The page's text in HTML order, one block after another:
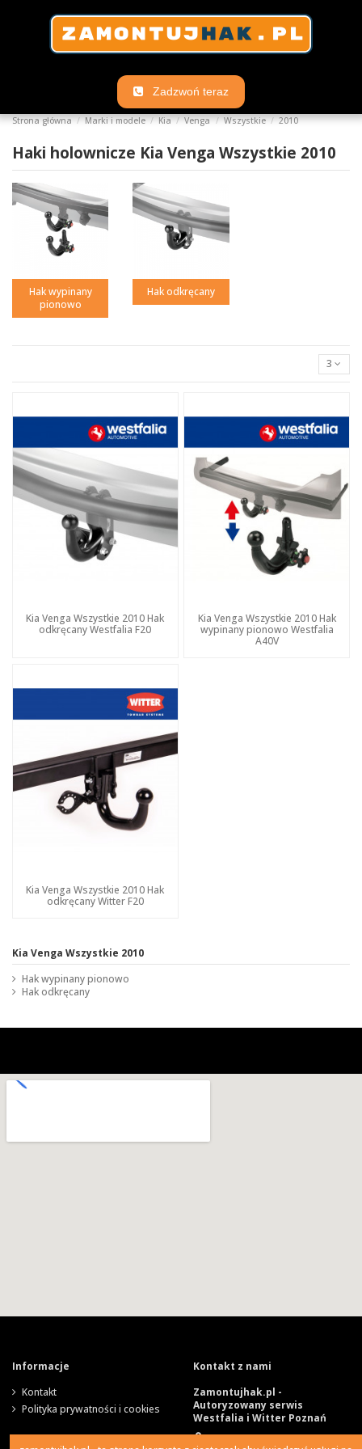
Zadzwoń teraz
Strona główna Marki i modele Kia Venga Wszystkie 2010
Haki holownicze Kia Venga Wszystkie 2010
Hak wypinany
pionowo
Hak odkręcany
3
Kia Venga Wszystkie 2010 Hak
odkręcany Westfalia F20
Kia Venga Wszystkie 2010 Hak
wypinany pionowo Westfalia
A40V
Kia Venga Wszystkie 2010 Hak
odkręcany Witter F20
Kia Venga Wszystkie 2010
Hak wypinany pionowo
Hak odkręcany
Informacje
Kontakt
Polityka prywatności i cookies
Kontakt z nami
Zamontujhak.pl -
Autoryzowany serwis
Westfalia i Witter Poznań